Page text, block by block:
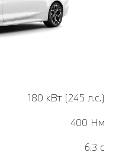
180 кВт (245 л.с.)
400 Нм
6.3 с